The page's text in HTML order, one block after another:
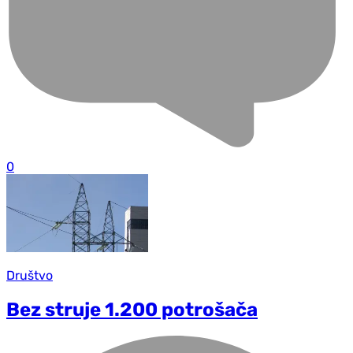
0
Društvo
Bez struje 1.200 potrošača